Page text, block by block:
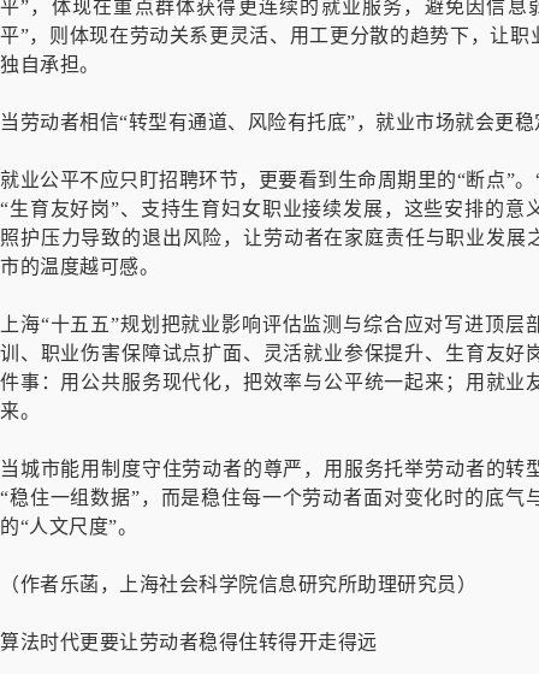
平”，体现在重点群体获得更连续的就业服务，避免因信
平”，则体现在劳动关系更灵活、用工更分散的趋势下，让
独自承担。
当劳动者相信“转型有通道、风险有托底”，就业市场就会更
就业公平不应只盯招聘环节，更要看到生命周期里的“断点”
“生育友好岗”、支持生育妇女职业接续发展，这些安排的
照护压力导致的退出风险，让劳动者在家庭责任与职业发展
市的温度越可感。
上海“十五五”规划把就业影响评估监测与综合应对写进顶
训、职业伤害保障试点扩面、灵活就业参保提升、生育友
件事：用公共服务现代化，把效率与公平统一起来；用就
来。
当城市能用制度守住劳动者的尊严，用服务托举劳动者的
“稳住一组数据”，而是稳住每一个劳动者面对变化时的底
的“人文尺度”。
（作者乐菡，上海社会科学院信息研究所助理研究员）
算法时代更要让劳动者稳得住转得开走得远